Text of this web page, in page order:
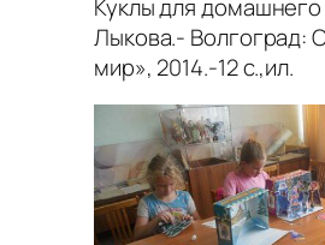
Куклы для
Лыкова.- Волгоград:
мир», 2014.-12 с.,ил.